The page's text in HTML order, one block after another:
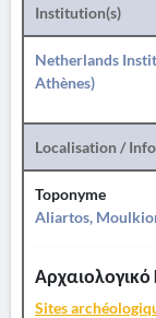
Institution(s)
Netherlands
Athènes)
Localisation /
Toponyme
Aliartos,
Sites